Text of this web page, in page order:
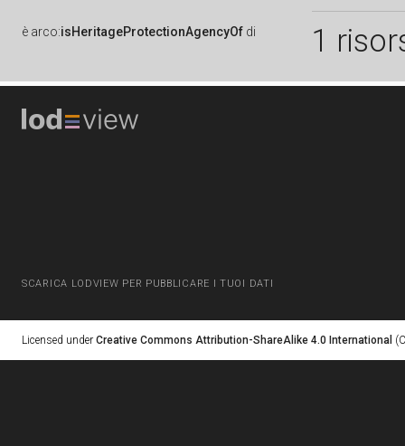
è arco:isHeritageProtectionAgencyOf di 1
SCARICA LODVIEW PER PUBBLICARE I TUOI DATI
Licensed under Creative Commons Attribution-ShareAlike 4.0 International